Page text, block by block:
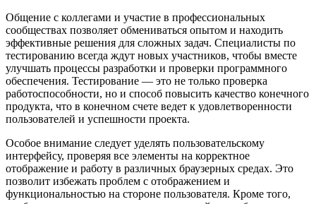
Общение с коллегами и участие в профессиональных
сообществах позволяет обмениваться опытом и находить
эффективные решения для сложных задач. Специалисты по
тестированию всегда ждут новых участников, чтобы вместе
улучшать процессы разработки и проверки программного
обеспечения. Тестирование — это не только проверка
работоспособности, но и способ повысить качество конечного
продукта, что в конечном счете ведет к удовлетворенности
пользователей и успешности проекта.
Особое внимание следует уделять пользовательскому
интерфейсу, проверяя все элементы на корректное
отображение и работу в различных браузерных средах. Это
позволит избежать проблем с отображением и
функциональностью на стороне пользователя. Кроме того,